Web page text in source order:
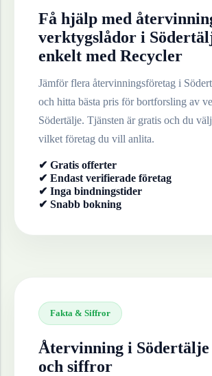
Få hjälp med
verktygslådor i
enkelt med Recycler
Jämför flera återvinningsföretag i
och hitta bästa pris för bortforsling av
Södertälje. Tjänsten är gratis och du
vilket företag du vill anlita.
✔ Gratis offerter
✔ Endast verifierade företag
✔ Inga bindningstider
✔ Snabb bokning
Fakta & Siffror
Återvinning i Södertälje
och siffror